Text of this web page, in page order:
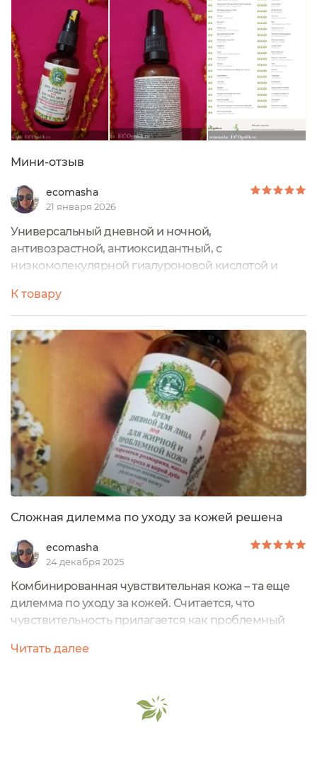
ромашки, глицерин растительный, масло сладкого
миндаля, масло рисовых...
Мини-отзыв
ecomasha
21 января 2026
Универсальный дневной и ночной,
антивозрастной, антиоксидантный, с
низкомолекулярной гиалуроновой кислотой и
натуральный крем лифтинг № 18 предназначен для
ежедневного ухода за лицом. У средства
великолепный облепиховый аромат. Очень
понравилось, что крем дозируется небольшими
дозами благодаря особому дозатору, который
выдает тонкую струю крема. Подходит как для
лица, так и вокруг глаз. Состав полностью проверен
и одобрен. Экономичный благодаря насыщенной
текстуре. При этом впитывающие свойства
прекрасны. Жирности не оставляет. Рекомендую!
Увлажняет и питает кожу надолго, защищает от
непогоды, обветриваний.
К товару
Сложная дилемма по уходу за кожей решена
ecomasha
24 декабря 2025
Комбинированная чувствительная кожа – та еще
дилемма по уходу за кожей. Считается, что
чувствительность прилагается как проблемный
увидеть в описании средств «подходит для сухой и
т-зоне она жирная, с широкими порами, со
свойственными жирной коже прыщиками....
Читать далее